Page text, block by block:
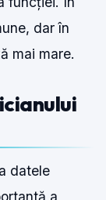
dar în
mai mare.
datele
a